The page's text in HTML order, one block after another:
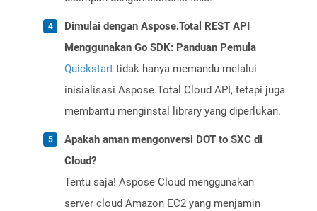
Dimulai dengan Aspose.Total REST API
Menggunakan Go SDK: Panduan Pemula
Quickstart tidak hanya memandu melalui
inisialisasi Aspose.Total Cloud API, tetapi juga
membantu menginstal library yang diperlukan.
Apakah aman mengonversi DOT to SXC di
Cloud?
Tentu saja! Aspose Cloud menggunakan
server cloud Amazon EC2 yang menjamin